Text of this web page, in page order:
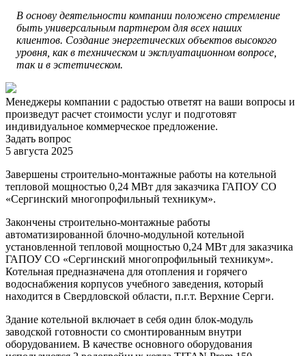
В основу деятельности компании положено стремление
быть универсальным партнером для всех наших
клиентов. Создание энергетических объектов высокого
уровня, как в техническом и эксплуатационном вопросе,
так и в эстетическом.
Менеджеры компании с радостью ответят на ваши вопросы и
произведут расчет стоимости услуг и подготовят
индивидуальное коммерческое предложение.
Задать вопрос
5 августа 2025
Завершены строительно-монтажные работы на котельной
тепловой мощностью 0,24 МВт для заказчика ГАПОУ СО
«Сергинский многопрофильный техникум».
Закончены строительно-монтажные работы
автоматизированной блочно-модульной котельной
установленной тепловой мощностью 0,24 МВт для заказчика
ГАПОУ СО «Сергинский многопрофильный техникум».
Котельная предназначена для отопления и горячего
водоснабжения корпусов учебного заведения, который
находится в Свердловской области, п.г.т. Верхние Серги.
Здание котельной включает в себя один блок-модуль
заводской готовности со смонтированным внутри
оборудованием. В качестве основного оборудования